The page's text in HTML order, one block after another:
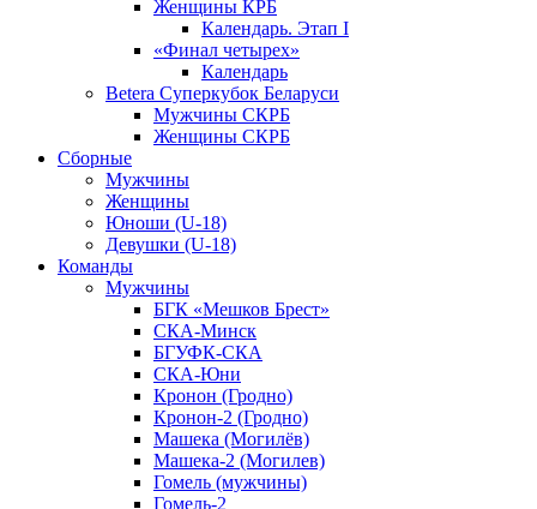
Женщины КРБ
Календарь. Этап I
«Финал четырех»
Календарь
Betera Суперкубок Беларуси
Мужчины СКРБ
Женщины СКРБ
Сборные
Мужчины
Женщины
Юноши (U-18)
Девушки (U-18)
Команды
Мужчины
БГК «Мешков Брест»
СКА-Минск
БГУФК-СКА
СКА-Юни
Кронон (Гродно)
Кронон-2 (Гродно)
Машека (Могилёв)
Машека-2 (Могилев)
Гомель (мужчины)
Гомель-2